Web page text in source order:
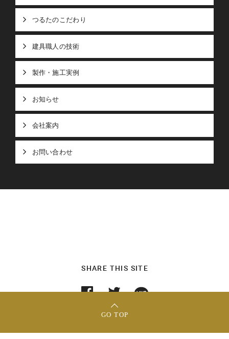
つるたのこだわり
建具職人の技術
製作・施工実例
お知らせ
会社案内
お問い合わせ
GO TOP
SHARE THIS SITE